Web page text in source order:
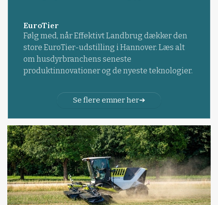
EuroTier
Følg med, når Effektivt Landbrug dækker den
store EuroTier-udstilling i Hannover. Læs alt
om husdyrbranchens seneste
produktinnovationer og de nyeste teknologier.
Se flere emner her